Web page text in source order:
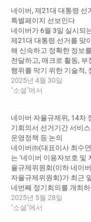
네이버, 제21대 대통령 선
특별페이지 선보인다
네이버가 6월 3일 실시되
제21대 대통령 선거를 맞
해 신속하고 정확한 정보를
전달하고, 매크로 활동, 부
행위를 막기 위한 기술적,
책적 노력을 다한다. 네이버
㈜(대표이사 최수연)는 지난
특별페이지’를 오픈하고
보자 정보 관련 서비스 운영
기준을 공개했다. ‘제21대
통령 선거 특별 페이지’는
각 언론사가 직접…
2025년 4월 30일
"소셜"에서
네이버 자율규제위, 14차
기회의서 선거기간 서비스
운영정책 등 논의
네이버㈜(대표이사 최수
는 ‘네이버 이용자보호 및
율규제위원회(이하 네이버
자율규제위원회)가 최근
네번째 정기회의를 개최하
고, 제21대 대통령선거 기간
동안의 운영정책과 네이버
2025년 5월 28일
"소셜"에서